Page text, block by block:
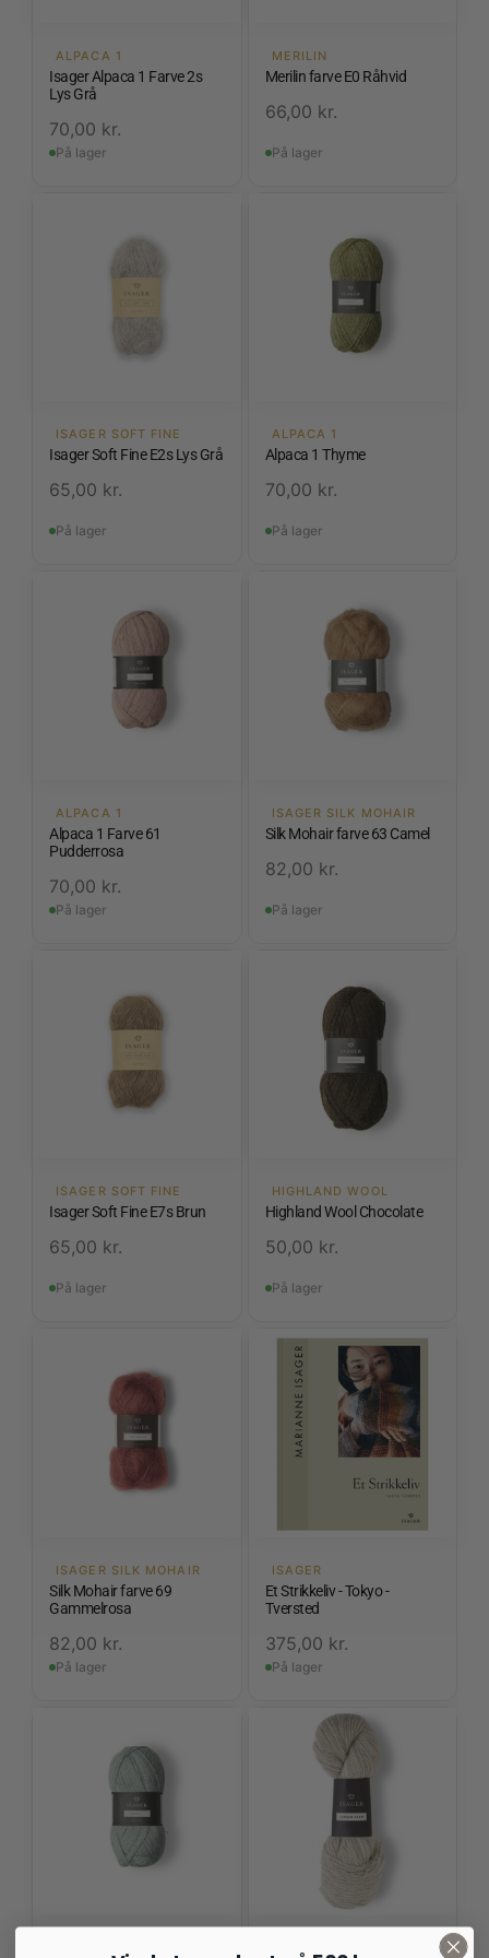
ALPACA 1
Isager Alpaca 1 Farve 2s
Lys Grå
70,00 kr.
På lager
MERILIN
Merilin farve E0 Råhvid
66,00 kr.
På lager
ISAGER SOFT FINE
Isager Soft Fine E2s Lys Grå
65,00 kr.
På lager
ALPACA 1
Alpaca 1 Thyme
70,00 kr.
På lager
ALPACA 1
Alpaca 1 Farve 61
Pudderrosa
70,00 kr.
På lager
ISAGER SILK MOHAIR
Silk Mohair farve 63 Camel
82,00 kr.
På lager
ISAGER SOFT FINE
Isager Soft Fine E7s Brun
65,00 kr.
På lager
HIGHLAND WOOL
Highland Wool Chocolate
50,00 kr.
På lager
ISAGER SILK MOHAIR
Silk Mohair farve 69
Gammelrosa
82,00 kr.
På lager
ISAGER
Et Strikkeliv - Tokyo -
Tversted
375,00 kr.
På lager